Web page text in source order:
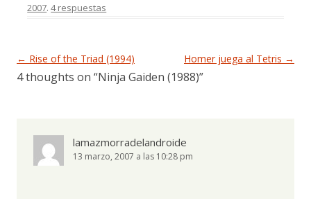
2007.4 respuestas
Navegación de entradas
← Rise of the Triad (1994) Homer juega al Tetris →
4 thoughts on “Ninja Gaiden (1988)”
lamazmorradelandroide
13 marzo, 2007 a las 10:28 pm